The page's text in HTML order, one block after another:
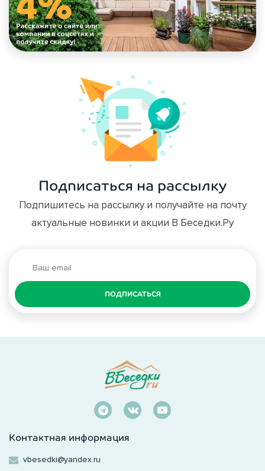
Подписаться на рассылку
Подпишитесь на рассылку и получайте на почту
актуальные новинки и акции В Беседки.Ру
ПОДПИСАТЬСЯ
Контактная информация
vbesedki@yandex.ru